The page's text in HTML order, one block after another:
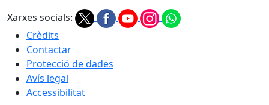
Xarxes socials:
Crèdits
Contactar
Protecció de dades
Avís legal
Accessibilitat